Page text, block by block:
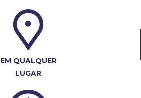
EM QUALQUER
LUGAR